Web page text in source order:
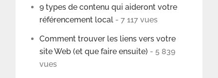
9 types de contenu qui aideront votre
référencement local - 7 117 vues
Comment trouver les liens vers votre
site Web (et que faire ensuite) - 5 839
vues